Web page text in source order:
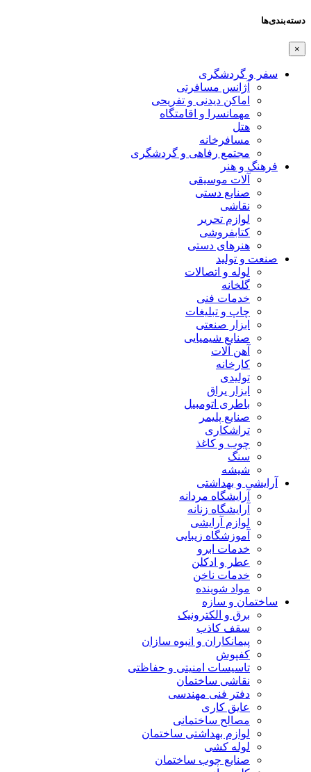
دسته‌بندی‌ها
×
سفر و گردشگری
آژانس مسافرتی
اماکن دیدنی و تفریحی
مهمانسرا و اقامتگاه
هتل
مسافرخانه
مجتمع رفاهی و گردشگری
فرهنگ و هنر
آلات موسیقی
صنایع دستی
نقاشی
لوازم تحریر
کتابفروشی
هنرهای دستی
صنعت و تولید
لوله و اتصالات
گلخانه
خدمات فنی
چاپ و تبلیغات
ابزار صنعتی
صنایع شیمیایی
آهن آلات
کارخانه
تولیدی
ابزار یراق
باطری اتومبیل
صنایع پلیمر
تراشکاری
چوب و کاغذ
سنگ
شیشه
آرایشی و بهداشتی
آرایشگاه مردانه
آرایشگاه زنانه
لوازم آرایشی
آموزشگاه زیبایی
خدمات ابرو
عطر و ادکلن
خدمات ناخن
مواد شوینده
ساختمان و سازه
برق و الکترونیک
سقف کاذب
پیمانکاران و انبوه سازان
کفپوش
تاسیسات امنیتی و حفاظتی
نقاشی ساختمان
دفتر فنی مهندسی
عایق کاری
مصالح ساختمانی
لوازم بهداشتی ساختمان
لوله کشی
صنایع چوب ساختمان